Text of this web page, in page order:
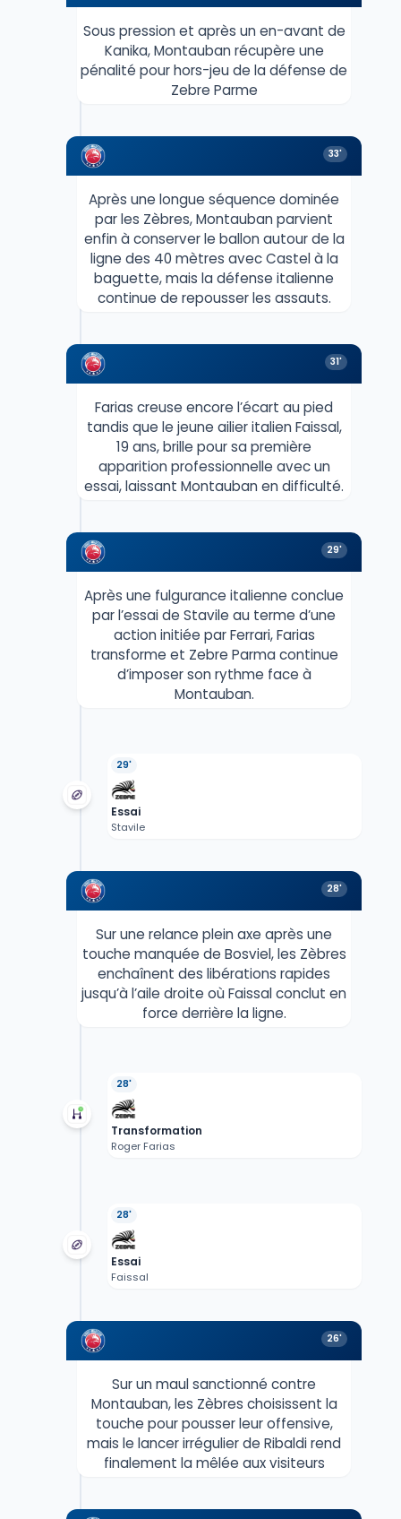
Sous pression et après un en-avant de
Kanika, Montauban récupère une
pénalité pour hors-jeu de la défense de
Zebre Parme
33'
Après une longue séquence dominée
par les Zèbres, Montauban parvient
enfin à conserver le ballon autour de la
ligne des 40 mètres avec Castel à la
baguette, mais la défense italienne
continue de repousser les assauts.
31'
Farias creuse encore l’écart au pied
tandis que le jeune ailier italien Faissal,
19 ans, brille pour sa première
apparition professionnelle avec un
essai, laissant Montauban en difficulté.
29'
Après une fulgurance italienne conclue
par l’essai de Stavile au terme d’une
action initiée par Ferrari, Farias
transforme et Zebre Parma continue
d’imposer son rythme face à
Montauban.
29'
Essai
Stavile
28'
Sur une relance plein axe après une
touche manquée de Bosviel, les Zèbres
enchaînent des libérations rapides
jusqu’à l’aile droite où Faissal conclut en
force derrière la ligne.
28'
Transformation
Roger Farias
28'
Essai
Faissal
26'
Sur un maul sanctionné contre
Montauban, les Zèbres choisissent la
touche pour pousser leur offensive,
mais le lancer irrégulier de Ribaldi rend
finalement la mêlée aux visiteurs